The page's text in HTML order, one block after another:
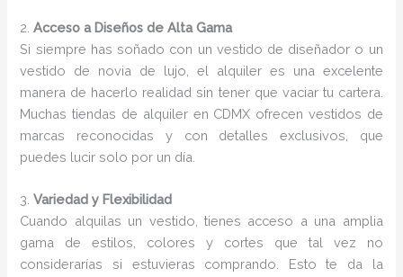
2.Acceso a Diseños de Alta Gama
Si siempre has soñado con un vestido de diseñador o un
vestido de novia de lujo, el alquiler es una excelente
manera de hacerlo realidad sin tener que vaciar tu cartera.
Muchas tiendas de alquiler en CDMX ofrecen vestidos de
marcas reconocidas y con detalles exclusivos, que
puedes lucir solo por un día.
3.Variedad y Flexibilidad
Cuando alquilas un vestido, tienes acceso a una amplia
gama de estilos, colores y cortes que tal vez no
considerarías si estuvieras comprando. Esto te da la